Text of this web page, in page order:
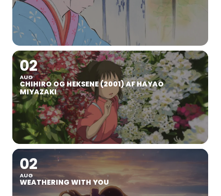
02
AUG
CHIHIRO OG HEKSENE (2001) AF HAYAO
MIYAZAKI
02
AUG
WEATHERING WITH YOU